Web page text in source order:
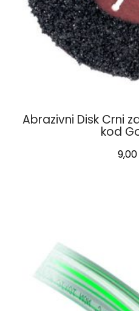
Abrazivni Disk Crni
kod
9,00